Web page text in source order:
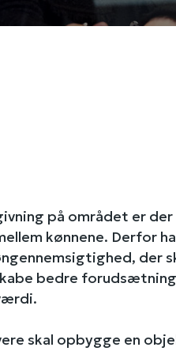
på området er
kønnene. Derfor
der
bedre
skal opbygge en